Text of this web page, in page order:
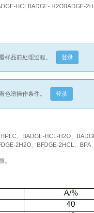
HCLBADGE- H2OBADGE-
样品前处理过程。 登录
色谱操作条件。 登录
、BADGE-HCL-H2O、
2H2O、BFDGE-2HCL、BPA
。